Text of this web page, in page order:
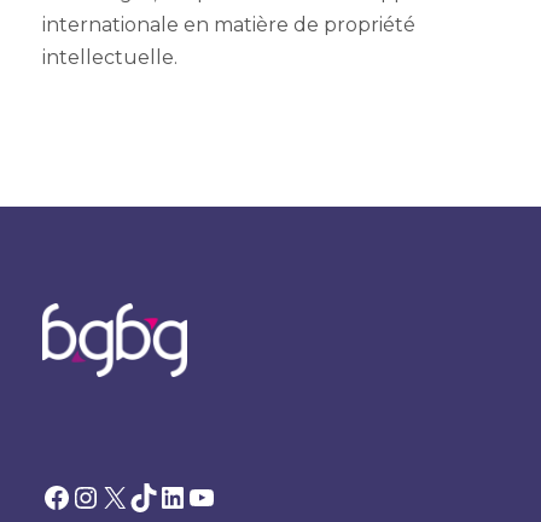
internationale en matière de propriété
intellectuelle.
Facebook Instagram X TikTok LinkedIn YouTube